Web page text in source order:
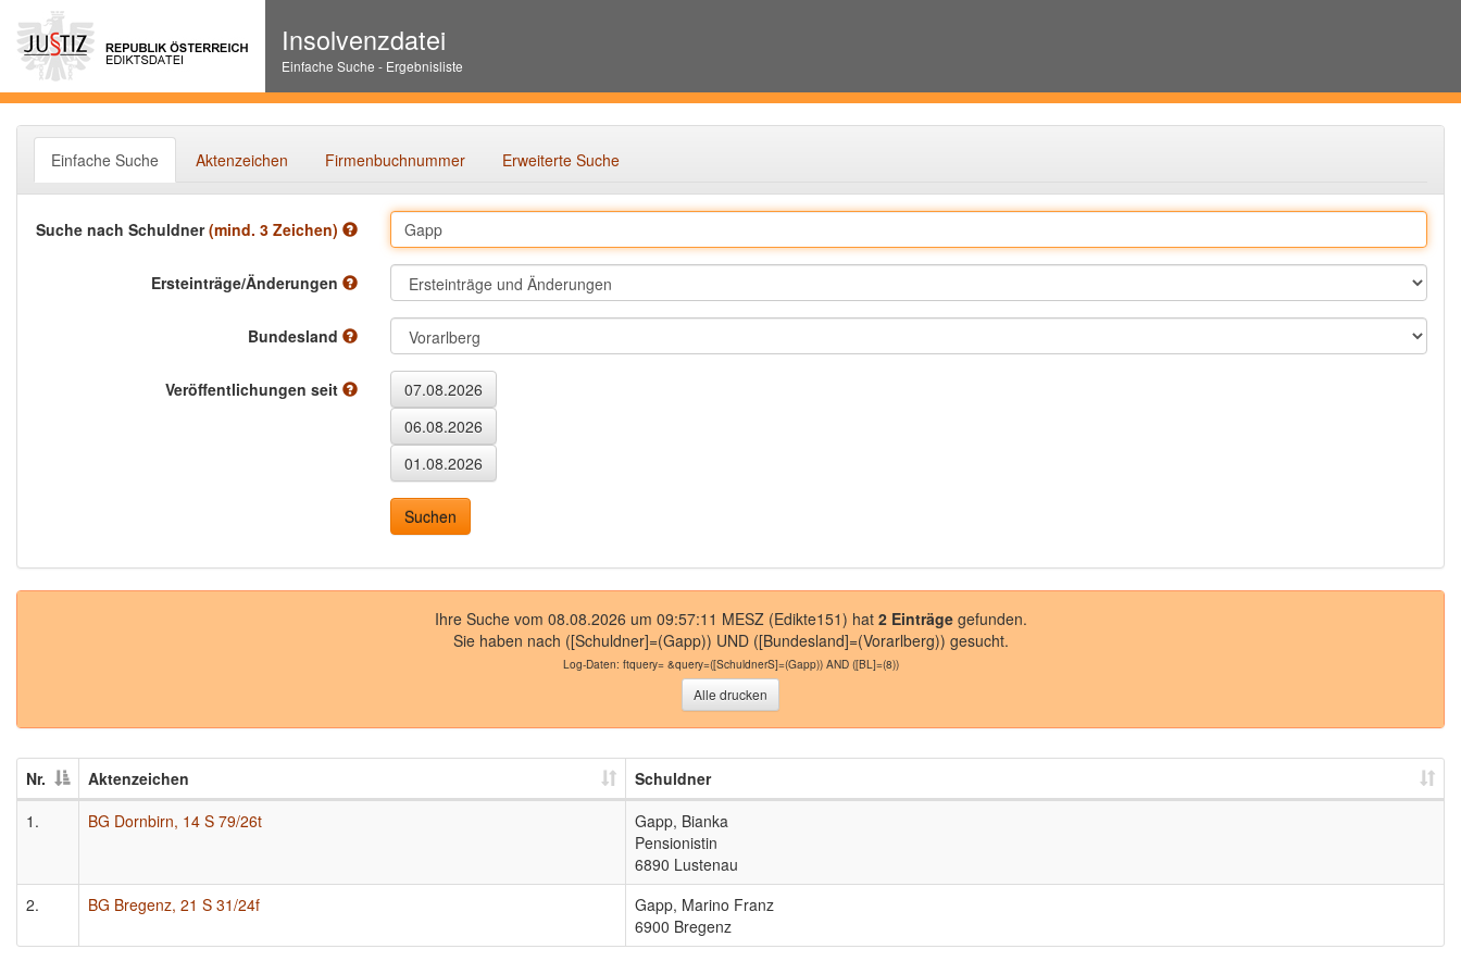
Insolvenzdatei
Einfache Suche - Ergebnisliste
Einfache Suche Aktenzeichen Firmenbuchnummer Erweiterte Suche
Suche nach Schuldner(mind. 3 Zeichen)
Ersteinträge/Änderungen
Bundesland
Veröffentlichungen seit
Ihre Suche vom 08.08.2026 um 09:57:11 MESZ (Edikte151) hat 2 Einträgegefunden.
Sie haben nach ([Schuldner]=(Gapp)) UND ([Bundesland]=(Vorarlberg)) gesucht.
Log-Daten: ftquery= &query=([SchuldnerS]=(Gapp)) AND ([BL]=(8))
Alle drucken
Nr. Aktenzeichen
Schuldner
1.
BG Dornbirn, 14 S 79/26t
Gapp, Bianka
Pensionistin
6890 Lustenau
2.
BG Bregenz, 21 S 31/24f
Gapp, Marino Franz
6900 Bregenz